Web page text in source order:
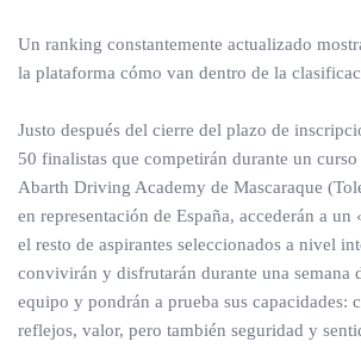
Un ranking constantemente actualizado
la plataforma cómo van dentro de la
Justo después del cierre del plazo de
50 finalistas que competirán durante un
Abarth Driving Academy de Mascaraque
en representación de España, accederán a un
el resto de aspirantes seleccionados a nivel
convivirán y disfrutarán durante una semana
equipo y pondrán a prueba sus capacidades:
reflejos, valor, pero también seguridad y